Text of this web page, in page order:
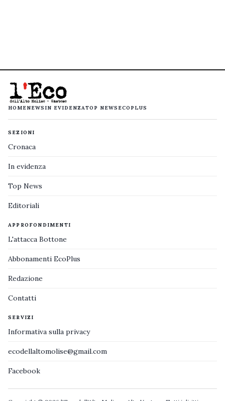
HOMENEWS IN EVIDENZATOP NEWS ECOPLUS
SEZIONI
Cronaca
In evidenza
Top News
Editoriali
APPROFONDIMENTI
L'attacca Bottone
Abbonamenti EcoPlus
Redazione
Contatti
SERVIZI
Informativa sulla privacy
ecodellaltomolise@gmail.com
Facebook